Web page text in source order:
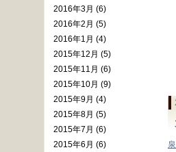
2016年3月 (6)
2016年2月 (5)
2016年1月 (4)
2015年12月 (5)
2015年11月 (6)
2015年10月 (9)
2015年9月 (4)
2015年8月 (5)
2015年7月 (6)
2015年6月 (6)